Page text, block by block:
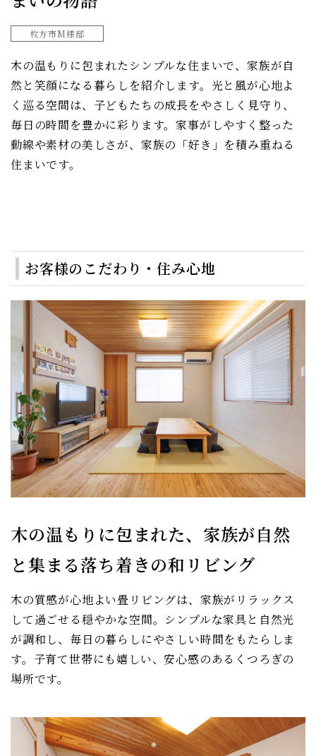
枚方市M様邸
木の温もりに包まれたシンプルな住まいで、家族が自
然と笑顔になる暮らしを紹介します。光と風が心地よ
く巡る空間は、子どもたちの成長をやさしく見守り、
毎日の時間を豊かに彩ります。家事がしやすく整った
動線や素材の美しさが、家族の「好き」を積み重ねる
住まいです。
お客様のこだわり・住み心地
木の温もりに包まれた、家族が自然
と集まる落ち着きの和リビング
木の質感が心地よい畳リビングは、家族がリラックス
して過ごせる穏やかな空間。シンプルな家具と自然光
が調和し、毎日の暮らしにやさしい時間をもたらしま
す。子育て世帯にも嬉しい、安心感のあるくつろぎの
場所です。